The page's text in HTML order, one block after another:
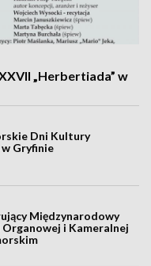
„Herbertiada” w
Dni Kultury
Gryfinie
Międzynarodowy
i Kameralnej